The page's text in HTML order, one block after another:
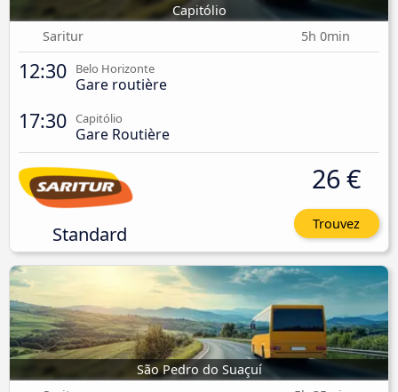
Capitólio
Saritur
5h 0min
12:30 Belo Horizonte
Gare routière
17:30 Capitólio
Gare Routière
Standard
26 €
Trouvez
São Pedro do Suaçuí